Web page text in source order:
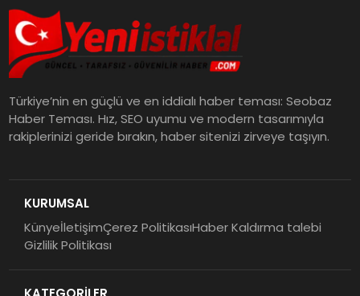
Türkiye’nin en güçlü ve en iddialı haber teması: Seobaz
Haber Teması. Hız, SEO uyumu ve modern tasarımıyla
rakiplerinizi geride bırakın, haber sitenizi zirveye taşıyın.
KURUMSAL
KünyeİletişimÇerez PolitikasıHaber Kaldırma talebi
Gizlilik Politikası